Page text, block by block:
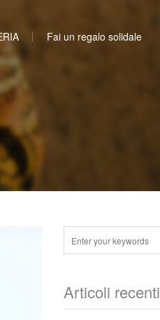
Fai un regalo solidale
Articoli recenti